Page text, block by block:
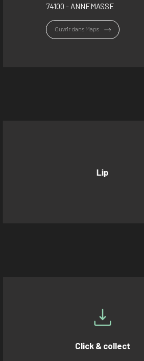
74100 - ANNEMASSE
Ouvrir dans Maps
Lip
Click & collect